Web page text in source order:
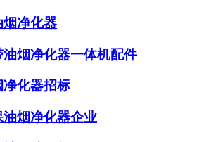
净化器
烟净化器一体机配件
化器招标
油烟净化器企业